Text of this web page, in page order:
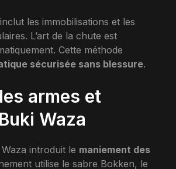
les immobilisations et les
L’art de la chute est
Cette méthode
sécurisée sans blessure.
armes et
Waza
introduit le maniement des
utilise le sabre Bokken, le